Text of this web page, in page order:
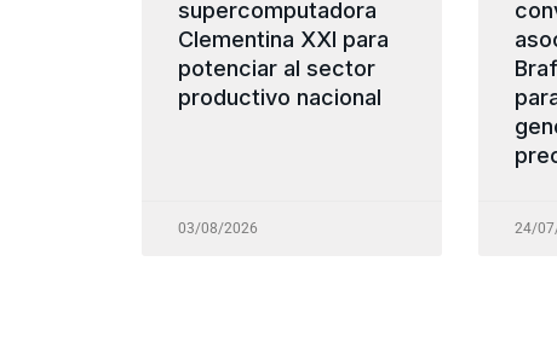
supercomputadora
Clementina XXI para
potenciar al sector
productivo nacional
03/08/2026 24/